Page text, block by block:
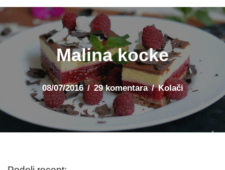
Malina kocke
08/07/2016 29 komentara Kolači